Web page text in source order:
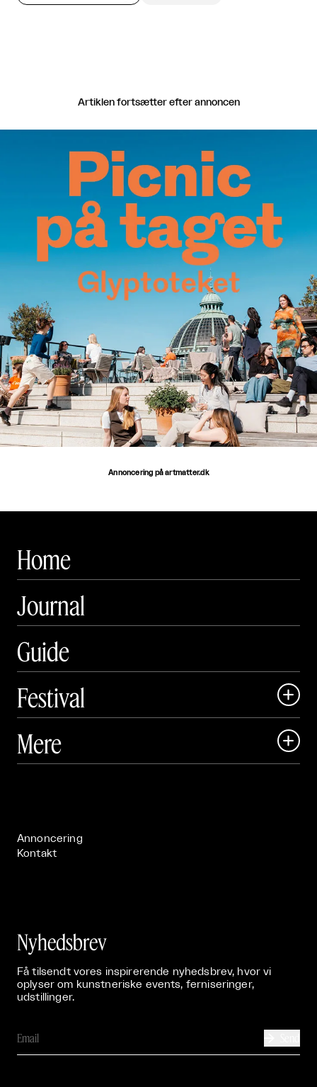
Artiklen fortsætter efter annoncen
Annoncering på artmatter.dk
Home
Journal
Guide
Festival

 Art Matter Festival
Mere 
Annoncering
Kontakt
Nyhedsbrev
Få tilsendt vores inspirerende nyhedsbrev, hvor vi
oplyser om kunstneriske events, ferniseringer,
udstillinger.